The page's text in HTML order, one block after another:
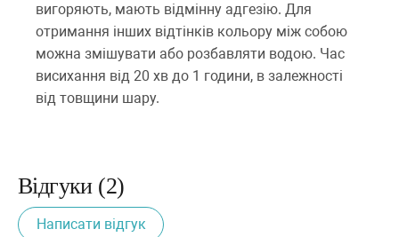
вигоряють, мають відмінну адгезію. Для
отримання інших відтінків кольору між собою
можна змішувати або розбавляти водою. Час
висихання від 20 хв до 1 години, в залежності
від товщини шару.
Відгуки (2)
Написати відгук